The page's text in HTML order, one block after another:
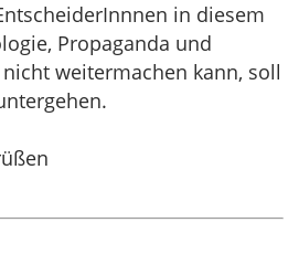
in diesem
Propaganda und
weitermachen kann, soll